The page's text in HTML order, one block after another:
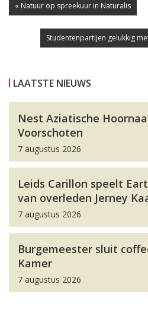
« Natuur op spreekuur in Naturalis
Studentenpartijen gelukkig
LAATSTE NIEUWS
Nest Aziatische
Voorschoten
7 augustus 2026
Leids Carillon speelt
van overleden Jerney
7 augustus 2026
Burgemeester sluit
Kamer
7 augustus 2026